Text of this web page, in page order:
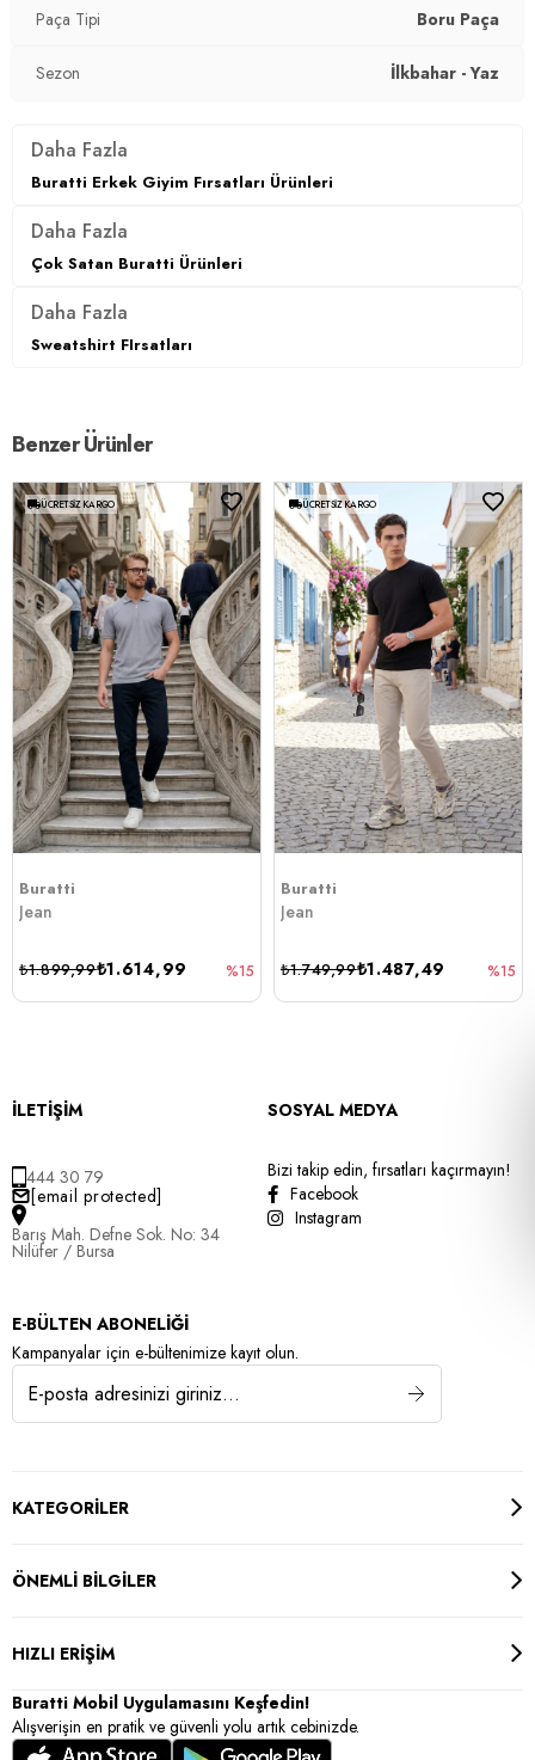
Paça Tipi Boru Paça
Sezon İlkbahar - Yaz
Daha Fazla
Buratti Erkek Giyim Fırsatları Ürünleri
Daha Fazla
Çok Satan Buratti Ürünleri
Daha Fazla
Sweatshirt FIrsatları
Benzer Ürünler
ÜCRETSIZ KARGO
Buratti
Jean
₺1.614,99
₺1.899,99 %15
ÜCRETSIZ KARGO
Buratti
Jean
₺1.487,49
₺1.749,99 %15
İLETİŞİM
444 30 79
[email protected]
Barış Mah. Defne Sok. No: 34
Nilüfer / Bursa
SOSYAL MEDYA
Bizi takip edin, fırsatları kaçırmayın!
Facebook
Instagram
E-BÜLTEN ABONELİĞİ
Kampanyalar için e-bültenimize kayıt olun.
KATEGORİLER
ÖNEMLİ BİLGİLER
HIZLI ERİŞİM
Buratti Mobil Uygulamasını Keşfedin!
Alışverişin en pratik ve güvenli yolu artık cebinizde.